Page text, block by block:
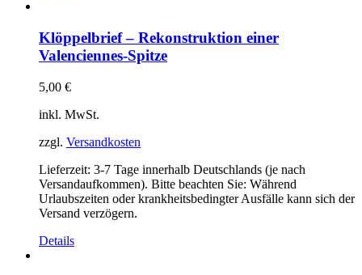
Klöppelbrief – Rekonstruktion einer
Valenciennes-Spitze
5,00 €
inkl. MwSt.
zzgl. Versandkosten
Lieferzeit: 3-7 Tage innerhalb Deutschlands (je nach
Versandaufkommen). Bitte beachten Sie: Während
Urlaubszeiten oder krankheitsbedingter Ausfälle kann sich der
Versand verzögern.
Details